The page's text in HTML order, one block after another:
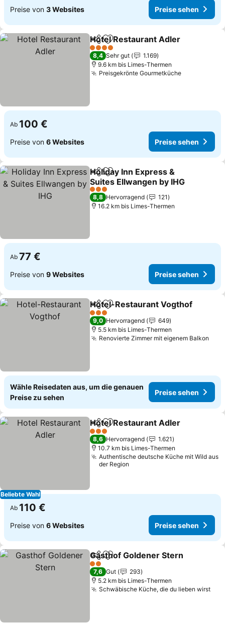
Preise von 3 Websites Preise sehen
TeilenZu Favoriten hinzufügen
Hotel Restaurant Adler
4 Sterne
8,4 Sehr gut
1.169
9.6 km bis Limes-Thermen
Preisgekrönte GourmetküchePreise
Ab 100 €
Preise von 6 Websites Preise sehen
TeilenZu Favoriten hinzufügen
Holiday Inn Express &
Suites Ellwangen by IHG
Preise sehen
3 Sterne
8,8 Hervorragend
121
16.2 km bis Limes-Thermen
Ab 77 €
Preise von 9 Websites Preise sehen
TeilenZu Favoriten hinzufügen
Hotel-Restaurant Vogthof
3 Sterne
9,0 Hervorragend
649
5.5 km bis Limes-Thermen
Renovierte Zimmer mit eigenem Balkon
Wähle Reisedaten aus, um die genauen
Preise zu sehen
Preise sehen
Beliebte Wahl
TeilenZu Favoriten hinzufügen
Hotel Restaurant Adler
3 Sterne
8,6 Hervorragend
1.621
10.7 km bis Limes-Thermen
Authentische deutsche Küche mit Wild aus
der Region
Ab 110 €
Preise von 6 Websites Preise sehen
TeilenZu Favoriten hinzufügen
Gasthof Goldener Stern
2 Sterne
7,6 Gut
293
5.2 km bis Limes-Thermen
Schwäbische Küche, die du lieben wirst